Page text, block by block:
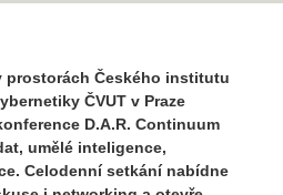
prostorách Českého institutu
ČVUT v Praze
D.A.R. Continuum
umělé inteligence,
Celodenní setkání nabídne